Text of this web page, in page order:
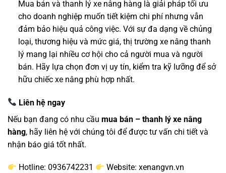
Mua bán và thanh lý xe nâng hàng là giải pháp tối ưu
cho doanh nghiệp muốn tiết kiệm chi phí nhưng vẫn
đảm bảo hiệu quả công việc. Với sự đa dạng về chủng
loại, thương hiệu và mức giá, thị trường xe nâng thanh
lý mang lại nhiều cơ hội cho cả người mua và người
bán. Hãy lựa chọn đơn vị uy tín, kiểm tra kỹ lưỡng để sở
hữu chiếc xe nâng phù hợp nhất.
Liên hệ ngay
Nếu bạn đang có nhu cầu mua bán – thanh lý xe nâng
hàng, hãy liên hệ với chúng tôi để được tư vấn chi tiết và
nhận báo giá tốt nhất.
Hotline: 0936742231 Website: xenangvn.vn